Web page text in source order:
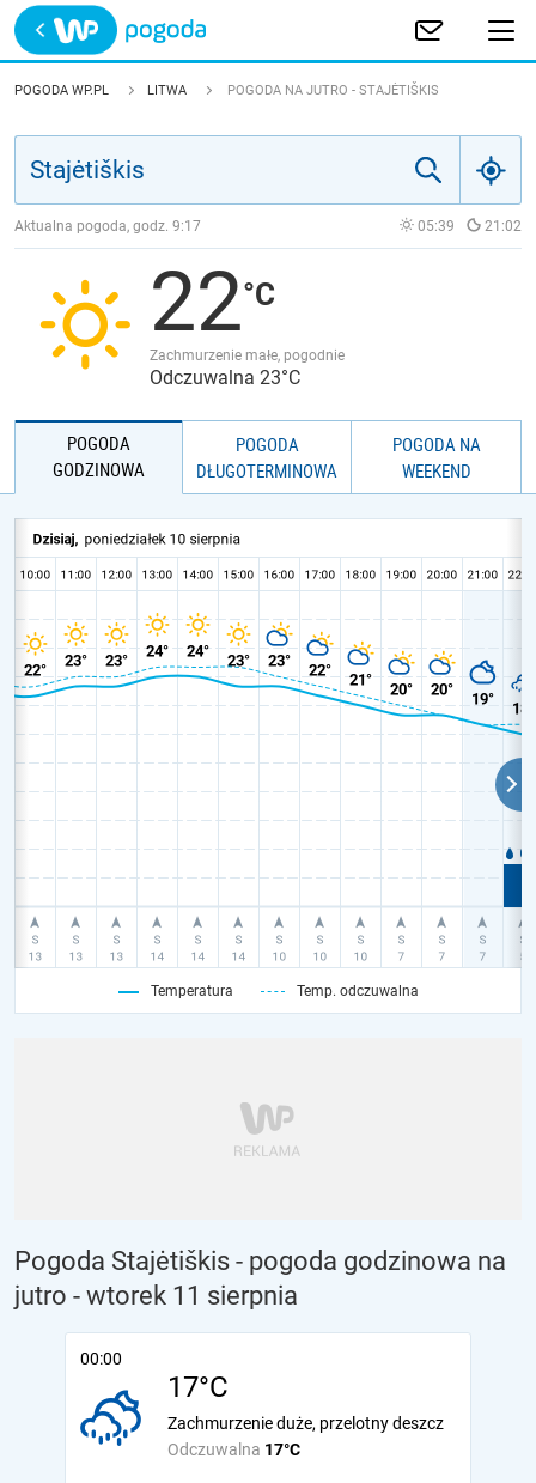
Trwa ładowanie
POLSKA
JAKOŚĆ POWIETRZA
POGODA WP.PL LITWA POGODA NA JUTRO - STAJĖTIŠKIS
Aktualna pogoda, godz. 9:17 05:39 21:02
22
Zachmurzenie małe, pogodnie
Odczuwalna 23°C
POGODA
GODZINOWA
POGODA
DŁUGOTERMINOWA
POGODA NA
WEEKEND
Temperatura Temp. odczuwalna
Pogoda Stajėtiškis - pogoda godzinowa na
jutro - wtorek 11 sierpnia
00:00
17°C
Odczuwalna 17°C
Zachmurzenie duże, przelotny deszcz